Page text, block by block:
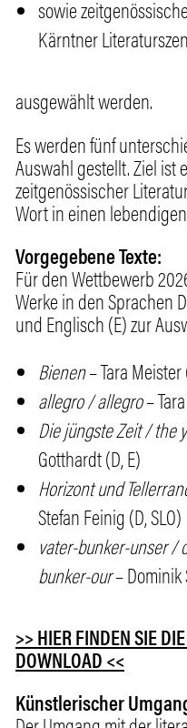
sowie
Kärntner
ausgewählt werden.
Es werden fünf
Auswahl gestellt. Ziel ist
zeitgenössischer
Wort in einen
Vorgegebene Texte:
Für den Wettbewerb
Werkein den Sprachen
und Englisch (E)zur
Bienen– Tara Meister
allegro / allegro–
Die jüngste Zeit / the
Gotthardt (D, E)
Horizont und
Stefan Feinig (D, SLO)
vater-bunker-unser
bunker-our– Dominik
>> HIER FINDEN SIE
DOWNLOAD <<
Künstlerischer